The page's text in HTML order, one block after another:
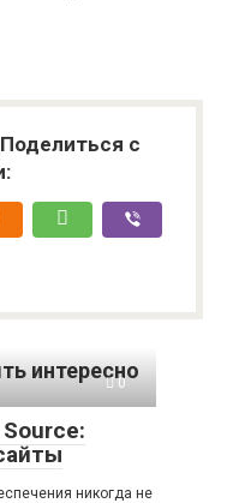
с
интересно
0
никогда не